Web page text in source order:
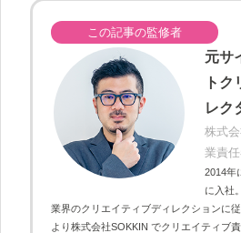
この記事の監修者
元サ
ト
レク
株式
業責
2014年
に入社
業界のクリエイティブディレクションに
より株式会社SOKKIN でクリエイティブ